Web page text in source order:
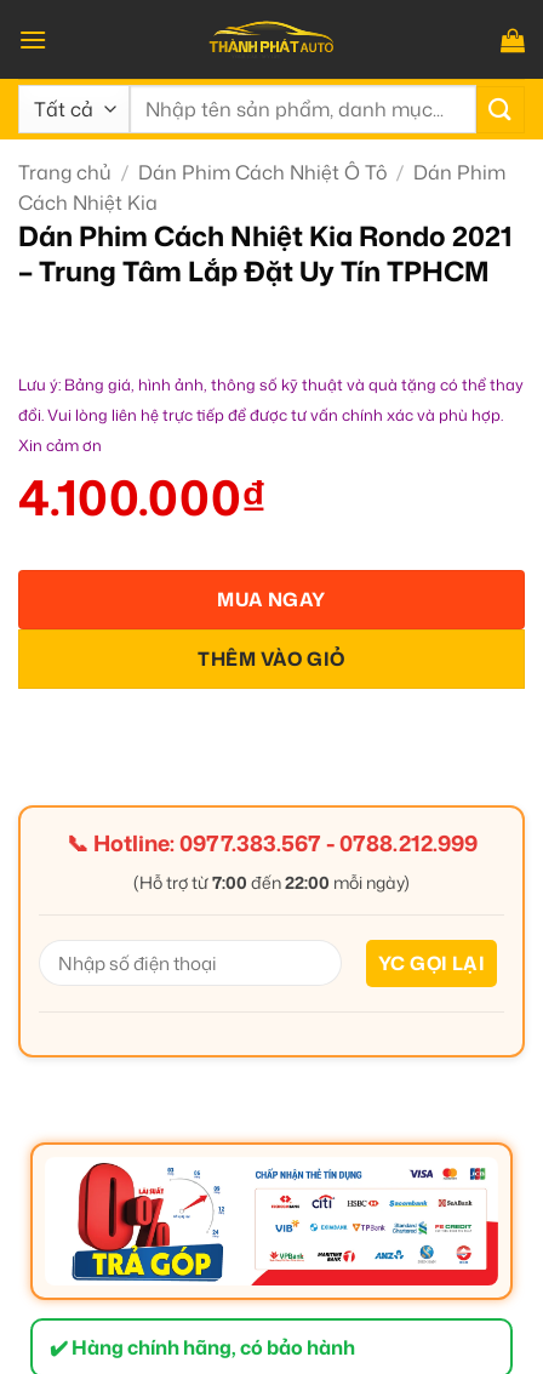
qua
nội
dung
Tìm
Trang chủ / Dán Phim Cách Nhiệt Ô Tô / Dán Phim
Cách Nhiệt Kia
Dán Phim Cách Nhiệt Kia Rondo 2021
– Trung Tâm Lắp Đặt Uy Tín TPHCM
Lưu ý: Bảng giá, hình ảnh, thông số kỹ thuật và quà tặng có thể thay
đổi. Vui lòng liên hệ trực tiếp để được tư vấn chính xác và phù hợp.
Xin cảm ơn
4.100.000₫
THÊM VÀO GIỎ
MUA NGAY
📞 Hotline:0977.383.567-0788.212.999
(Hỗ trợ từ7:00 đến22:00 mỗi ngày)
✔️ Hàng chính hãng, có bảo hành